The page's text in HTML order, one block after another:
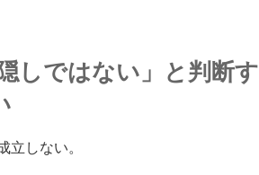
しではない」と判断す
立しない。